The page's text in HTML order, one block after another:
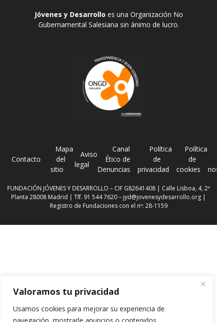
Valoramos tu privacidad
Usamos cookies para mejorar su experiencia de
Jóvenes y Desarrollo es una Organización No
Gubernamental Salesiana sin ánimo de lucro.
Contacto
Mapa
del
sitio
Aviso
legal
Canal
Ético de
Denuncias
Política
de
privacidad
Política
de
cookies
FUNDACIÓN JÓVENES Y DESARROLLO – CIF G82641408 | Calle Lisboa, 4, 2ª
Planta 28008 Madrid | Tlf. 91 544 7620 – jyd@jovenesydesarrollo.org |
Registro de Fundaciones con el nº: 28-1159